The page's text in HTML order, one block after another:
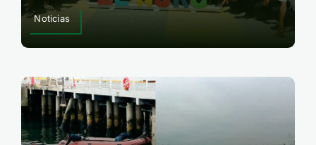
Noticias